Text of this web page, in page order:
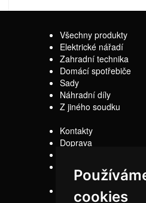
cookies
Všechny produkty
Elektrické nářadí
Zahradní technika
Domácí spotřebiče
Sady
Náhradní díly
Z jiného soudku
Kontakty
Doprava
podmínky
Reklamační řád